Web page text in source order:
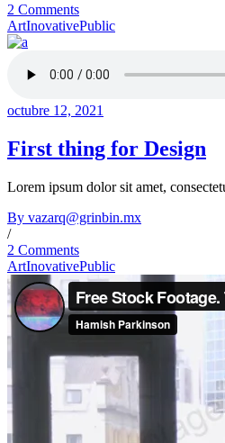
2 Comments
ArtInovativePublic
octubre 12, 2021
First thing for Design
Lorem ipsum dolor sit amet,
By vazarq@grinbin.mx
/
2 Comments
ArtInovativePublic